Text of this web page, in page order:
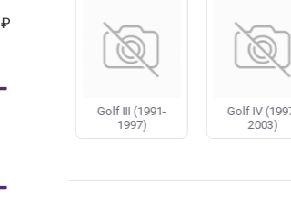
₽
Нас выгодно отличает
Чтобы приобрести оптику для
Golf III (1991-
1997)
Golf IV
2003)